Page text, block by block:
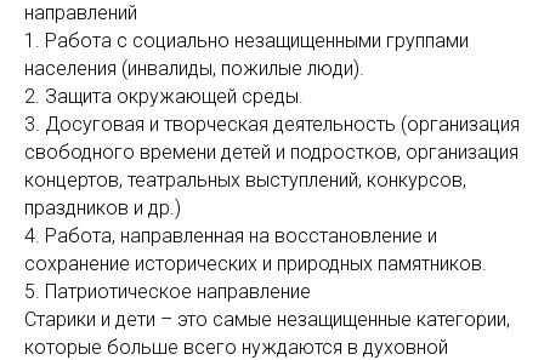
направлений
1. Работа с социально незащищенными группами
населения (инвалиды, пожилые люди).
2. Защита окружающей среды.
3. Досуговая и творческая деятельность (организация
свободного времени детей и подростков, организация
концертов, театральных выступлений, конкурсов,
праздников и др.)
4. Работа, направленная на восстановление и
сохранение исторических и природных памятников.
5. Патриотическое направление
Старики и дети – это самые незащищенные категории,
которые больше всего нуждаются в духовной